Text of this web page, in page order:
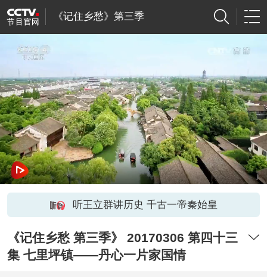
《记住乡愁》第三季
听王立群讲历史 千古一帝秦始皇
《记住乡愁 第三季》 20170306 第四十三
集 七里坪镇——丹心一片家国情